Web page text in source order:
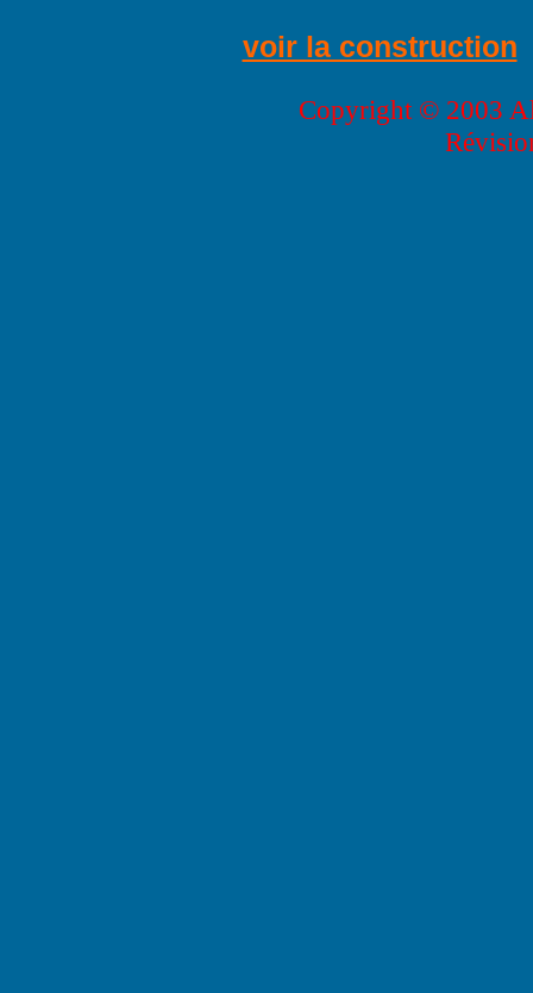
voir la construction
Copyright © 2003